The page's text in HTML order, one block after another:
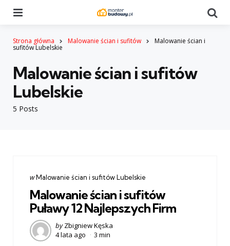
Strona główna Malowanie ścian i sufitów Malowanie ścian i
sufitów Lubelskie
5 Posts
Malowanie ścian i sufitów
Lubelskie
Categories
post
wMalowanie ścian i sufitów Lubelskie
Malowanie ścian i sufitów
Puławy 12 Najlepszych Firm
Posted
by
by Zbigniew Kęska
4 lata ago
3 min